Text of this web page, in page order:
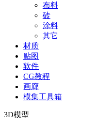
布料
砖
涂料
其它
材质
贴图
软件
CG教程
画廊
模集工具箱
3D模型